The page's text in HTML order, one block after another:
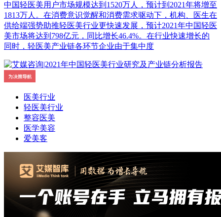
中国轻医美用户市场规模达到1520万人，预计到2021年将增至
1813万人。在消费意识觉醒和消费需求驱动下，机构、医生在
供给端强势助推轻医美行业更快速发展，预计2021年中国轻医
美市场将达到798亿元，同比增长46.4%。在行业快速增长的
同时，轻医美产业链各环节企业由于集中度
医美行业
轻医美行业
整容医美
医学美容
爱美客